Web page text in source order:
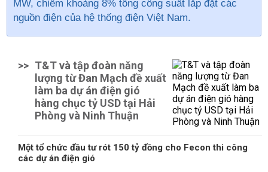
MW, chiếm khoảng 8% tổng công suất lắp đặt các
nguồn điện của hệ thống điện Việt Nam.
>> T&T và tập đoàn năng
lượng từ Đan Mạch đề xuất
làm ba dự án điện gió
hàng chục tỷ USD tại Hải
Phòng và Ninh Thuận
Một tổ chức đầu tư rót 150 tỷ đồng cho Fecon thi công
các dự án điện gió